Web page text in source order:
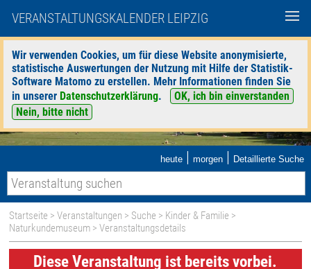
VERANSTALTUNGSKALENDER LEIPZIG
Wir verwenden Cookies, um für diese Website anonymisierte,
statistische Auswertungen der Nutzung mit Hilfe der Statistik-
Software Matomo zu erstellen. Mehr Informationen finden Sie
in unserer Datenschutzerklärung.
OK, ich bin einverstanden
Nein, bitte nicht
heute | morgen | Detaillierte Suche
Startseite >Veranstaltungen > Suche > Kinder & Familie >
Naturkundemuseum > Veranstaltungsdetails
Diese Veranstaltung ist bereits vorbei.